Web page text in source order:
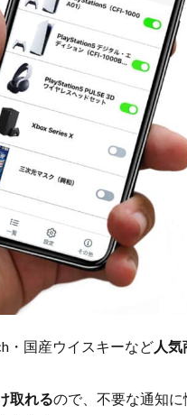
・国産ウイスキーなど人
取れるので、不要な通知に